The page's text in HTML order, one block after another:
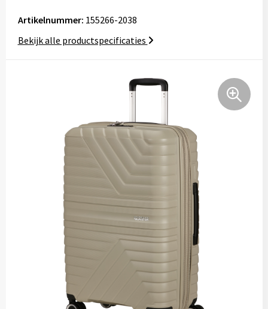
Tassen
Artikelnummer: 155266-2038
Bekijk alle productspecificaties